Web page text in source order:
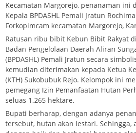
Kecamatan Margorejo, penanaman ini
Kepala BPDASHL Pemali Jratun
Forkopimcam kecamatan Margorejo,
Ratusan ribu bibit Kebun Bibit Rakyat
Badan Pengelolaan Daerah Aliran
(BPDASHL) Pemali Jratun secara
kemudian diterimakan kepada Ketua
(KTH) Sukobubuk Rejo. Kelompok ini
pemegang Izin Pemanfaatan Hutan
seluas 1.265 hektare.
Bupati berharap, dengan adanya
tersebut, hutan akan lestari. Sehingga,